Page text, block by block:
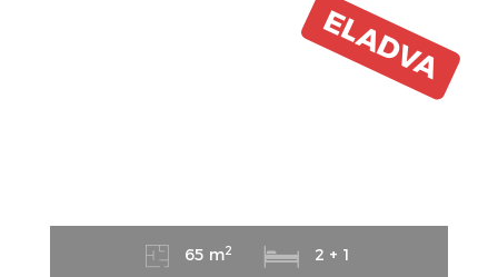
ELADVA
65 m2 2 + 1